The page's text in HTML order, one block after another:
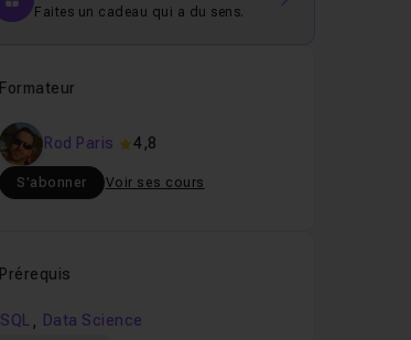
Faites un cadeau qui a du sens.
Formateur
Rod Paris 4,8
S'abonner Voir ses cours
Prérequis
SQL , Data Science